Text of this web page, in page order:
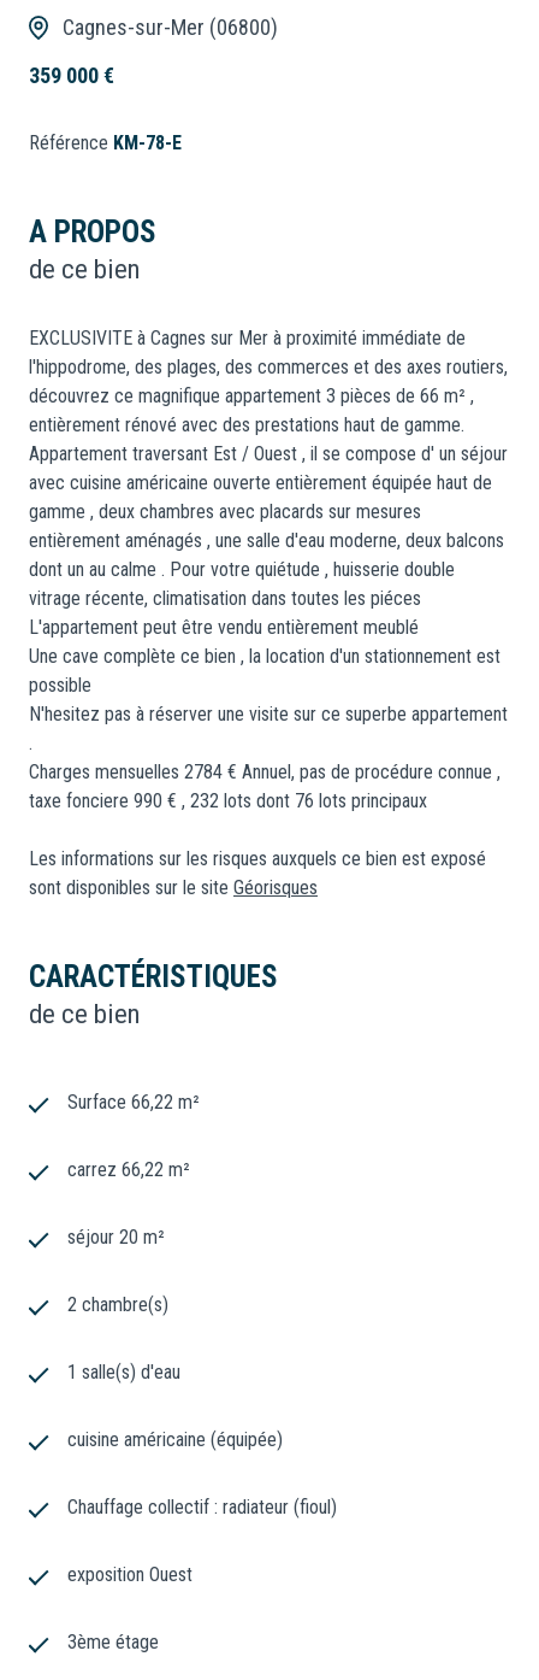
Cagnes-sur-Mer (06800)
359 000 €
Référence KM-78-E
A PROPOS
de ce bien
EXCLUSIVITE à Cagnes sur Mer à proximité immédiate de
l'hippodrome, des plages, des commerces et des axes routiers,
découvrez ce magnifique appartement 3 pièces de 66 m² ,
entièrement rénové avec des prestations haut de gamme.
Appartement traversant Est / Ouest , il se compose d' un séjour
avec cuisine américaine ouverte entièrement équipée haut de
gamme , deux chambres avec placards sur mesures
entièrement aménagés , une salle d'eau moderne, deux balcons
dont un au calme . Pour votre quiétude , huisserie double
vitrage récente, climatisation dans toutes les piéces
L'appartement peut être vendu entièrement meublé
Une cave complète ce bien , la location d'un stationnement est
possible
N'hesitez pas à réserver une visite sur ce superbe appartement
.
Charges mensuelles 2784 € Annuel, pas de procédure connue ,
taxe fonciere 990 € , 232 lots dont 76 lots principaux
Les informations sur les risques auxquels ce bien est exposé
sont disponibles sur le site Géorisques
CARACTÉRISTIQUES
de ce bien
Surface 66,22 m²
carrez 66,22 m²
séjour 20 m²
2 chambre(s)
1 salle(s) d'eau
cuisine américaine (équipée)
Chauffage collectif : radiateur (fioul)
exposition Ouest
3ème étage